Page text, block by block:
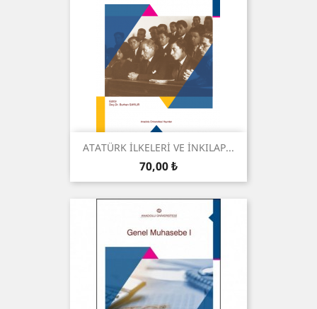
ATATÜRK İLKELERİ VE İNKILAP...
Preis
70,00 ₺